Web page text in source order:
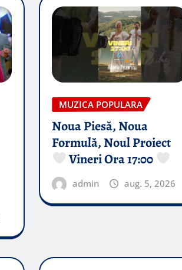
MUZICA POPULARA
Noua Piesă, Noua
Formulă, Noul Proiect
Vineri Ora 17:00
admin aug. 5, 2026